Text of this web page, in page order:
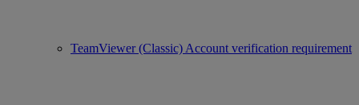
TeamViewer (Classic) Account verification requirement